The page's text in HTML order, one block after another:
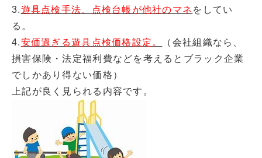
3.遊具点検手法、点検台帳が他社のマネ をしてい
る。
4.安価過ぎる遊具点検価格設定。
（会社組織なら、
損害保険・法定福利費などを考えるとブラック企業
でしかあり得ない価格）
上記が良く見られる内容です。